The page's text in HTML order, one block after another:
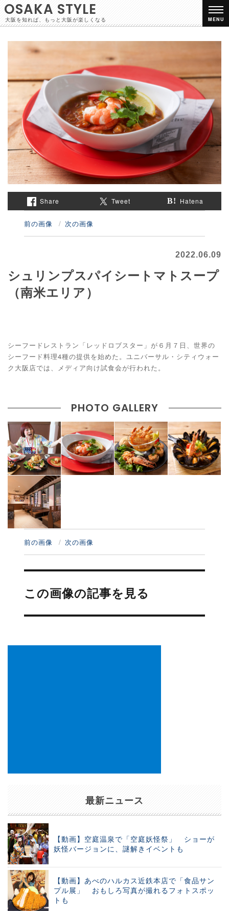
OSAKA STYLE
大阪を知れば、もっと大阪が楽しくなる MENU
Share Tweet Hatena
前の画像 次の画像
2022.06.09
シュリンプスパイシートマトスープ
（南米エリア）
シーフードレストラン「レッドロブスター」が６月７日、世界の
シーフード料理4種の提供を始めた。ユニバーサル・シティウォー
ク大阪店では、メディア向け試食会が行われた。
PHOTO GALLERY
前の画像 次の画像
投
ナ
ビ
ー
この画像の記事を見る
最新ニュース
【動画】空庭温泉で「空庭妖怪祭」 ショーが
妖怪バージョンに、謎解きイベントも
【動画】あべのハルカス近鉄本店で「食品サン
プル展」 おもしろ写真が撮れるフォトスポッ
トも